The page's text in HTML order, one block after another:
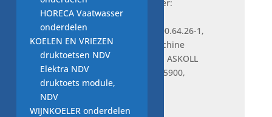
30W,
5021895900,
wasmachine
aantal
Frequently bought together:
Je bekijkt nu:
afvoerpomp ASKOLL
0.00.64.26-1, 30W, 5021895900,
wasmachine
€
HORECA Vaatwasser
onderdelen
KOELEN EN VRIEZEN
druktoetsen NDV
Elektra NDV
druktoets module,
NDV
WIJNKOELER onderdelen